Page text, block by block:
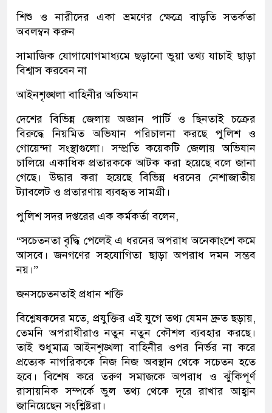
শিশু ও নারীদের একা ভ্রমণের ক্ষেত্রে বাড়তি সতর্কতা
অবলম্বন করুন
সামাজিক যোগাযোগমাধ্যমে ছড়ানো ভুয়া তথ্য যাচাই ছাড়া
বিশ্বাস করবেন না
আইনশৃঙ্খলা বাহিনীর অভিযান
দেশের বিভিন্ন জেলায় অজ্ঞান পার্টি ও ছিনতাই চক্রের
বিরুদ্ধে নিয়মিত অভিযান পরিচালনা করছে পুলিশ ও
গোয়েন্দা সংস্থাগুলো। সম্প্রতি কয়েকটি জেলায় অভিযান
চালিয়ে একাধিক প্রতারককে আটক করা হয়েছে বলে জানা
গেছে। উদ্ধার করা হয়েছে বিভিন্ন ধরনের নেশাজাতীয়
ট্যাবলেট ও প্রতারণায় ব্যবহৃত সামগ্রী।
পুলিশ সদর দপ্তরের এক কর্মকর্তা বলেন,
“সচেতনতা বৃদ্ধি পেলেই এ ধরনের অপরাধ অনেকাংশে কমে
আসবে। জনগণের সহযোগিতা ছাড়া অপরাধ দমন সম্ভব
নয়।”
জনসচেতনতাই প্রধান শক্তি
বিশ্লেষকদের মতে, প্রযুক্তির এই যুগে তথ্য যেমন দ্রুত ছড়ায়,
তেমনি অপরাধীরাও নতুন নতুন কৌশল ব্যবহার করছে।
তাই শুধুমাত্র আইনশৃঙ্খলা বাহিনীর ওপর নির্ভর না করে
প্রত্যেক নাগরিককে নিজ নিজ অবস্থান থেকে সচেতন হতে
হবে। বিশেষ করে তরুণ সমাজকে অপরাধ ও ঝুঁকিপূর্ণ
রাসায়নিক সম্পর্কে ভুল তথ্য থেকে দূরে রাখার আহ্বান
জানিয়েছেন সংশ্লিষ্টরা।